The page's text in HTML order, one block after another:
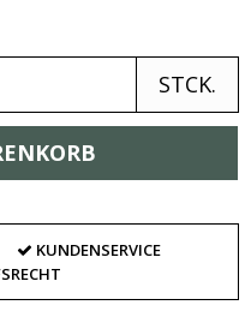
STCK.
KUNDENSERVICE